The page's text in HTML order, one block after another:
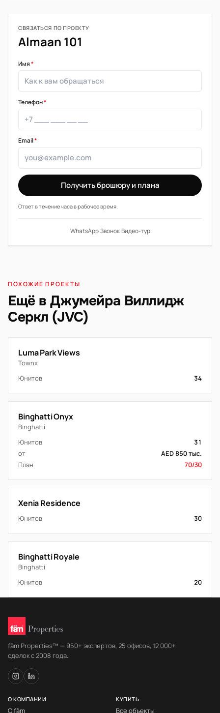
СВЯЗАТЬСЯ ПО ПРОЕКТУ
Almaan 101
Имя*
Телефон*
Email*
Получить брошюру и плана
Ответ в течение часа в рабочее время.
WhatsApp·Звонок·Видео-тур
ПОХОЖИЕ ПРОЕКТЫ
Ещё в Джумейра Виллидж
Серкл (JVC)
Luma Park Views
Townx
Юнитов
34
Binghatti Onyx
Binghatti
Юнитов
31
от
AED 850 тыс.
План
70/30
Xenia Residence
Юнитов 30
Binghatti Royale
Binghatti
Юнитов
20
fäm Properties™ — 950+ экспертов, 25 офисов, 12 000+
сделок с 2008 года.
О КОМПАНИИ
О fäm
КУПИТЬ
Все объекты